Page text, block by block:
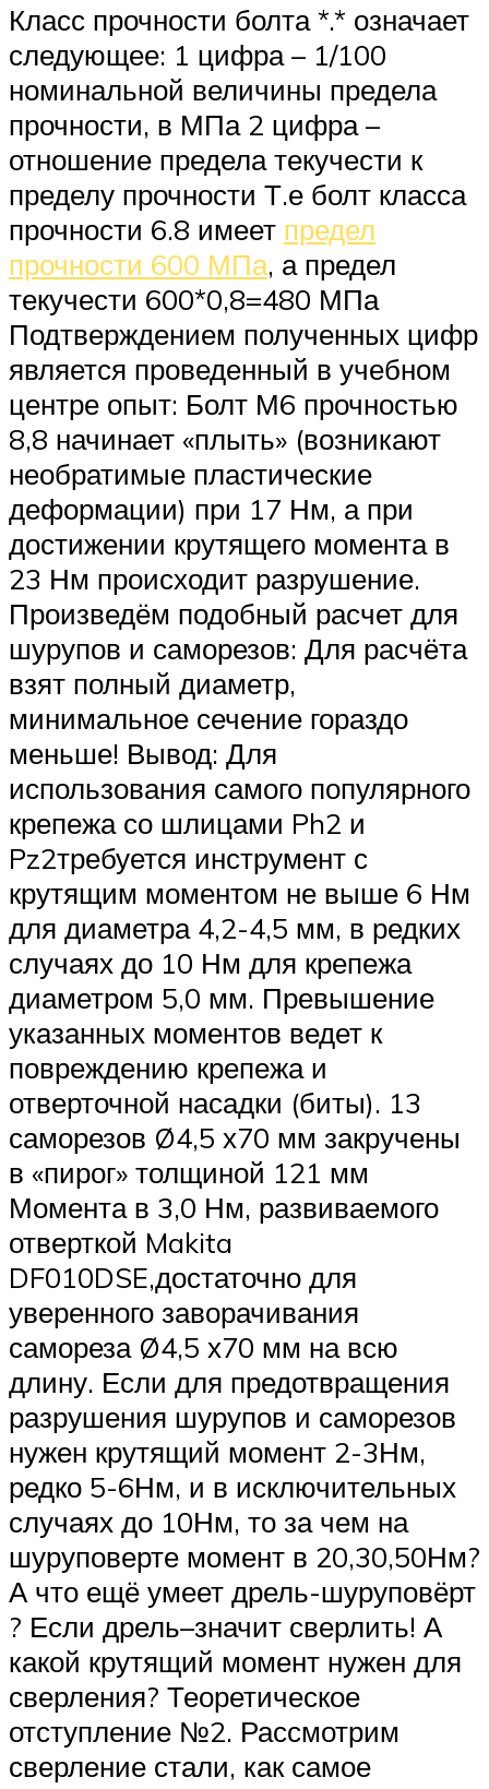
Класс прочности болта *.* означает
следующее: 1 цифра – 1/100
номинальной величины предела
прочности, в МПа 2 цифра –
отношение предела текучести к
пределу прочности Т.е болт класса
прочности 6.8 имеет предел
прочности 600 МПа, а предел
текучести 600*0,8=480 МПа
Подтверждением полученных цифр
является проведенный в учебном
центре опыт: Болт М6 прочностью
8,8 начинает «плыть» (возникают
необратимые пластические
деформации) при 17 Нм, а при
достижении крутящего момента в
23 Нм происходит разрушение.
Произведём подобный расчет для
шурупов и саморезов: Для расчёта
взят полный диаметр,
минимальное сечение гораздо
меньше! Вывод: Для
использования самого популярного
крепежа со шлицами Ph2 и
Pz2требуется инструмент с
крутящим моментом не выше 6 Нм
для диаметра 4,2-4,5 мм, в редких
случаях до 10 Нм для крепежа
диаметром 5,0 мм. Превышение
указанных моментов ведет к
повреждению крепежа и
отверточной насадки (биты). 13
саморезов Ø4,5 х70 мм закручены
в «пирог» толщиной 121 мм
Момента в 3,0 Нм, развиваемого
отверткой Makita
DF010DSE,достаточно для
уверенного заворачивания
самореза Ø4,5 х70 мм на всю
длину. Если для предотвращения
разрушения шурупов и саморезов
нужен крутящий момент 2-3Нм,
редко 5-6Нм, и в исключительных
случаях до 10Нм, то за чем на
шуруповерте момент в 20,30,50Нм?
А что ещё умеет дрель-шуруповёрт
? Если дрель–значит сверлить! А
какой крутящий момент нужен для
сверления? Теоретическое
отступление №2. Рассмотрим
сверление стали, как самое